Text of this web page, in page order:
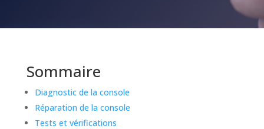
Sommaire
Diagnostic de la console
Réparation de la console
Tests et vérifications